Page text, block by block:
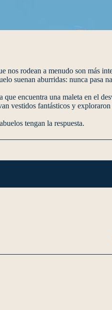
nos rodean a menudo son más
suenan aburridas: nunca pasa
que encuentra una maleta en el
vestidos fantásticos y exploraron
tengan la respuesta.